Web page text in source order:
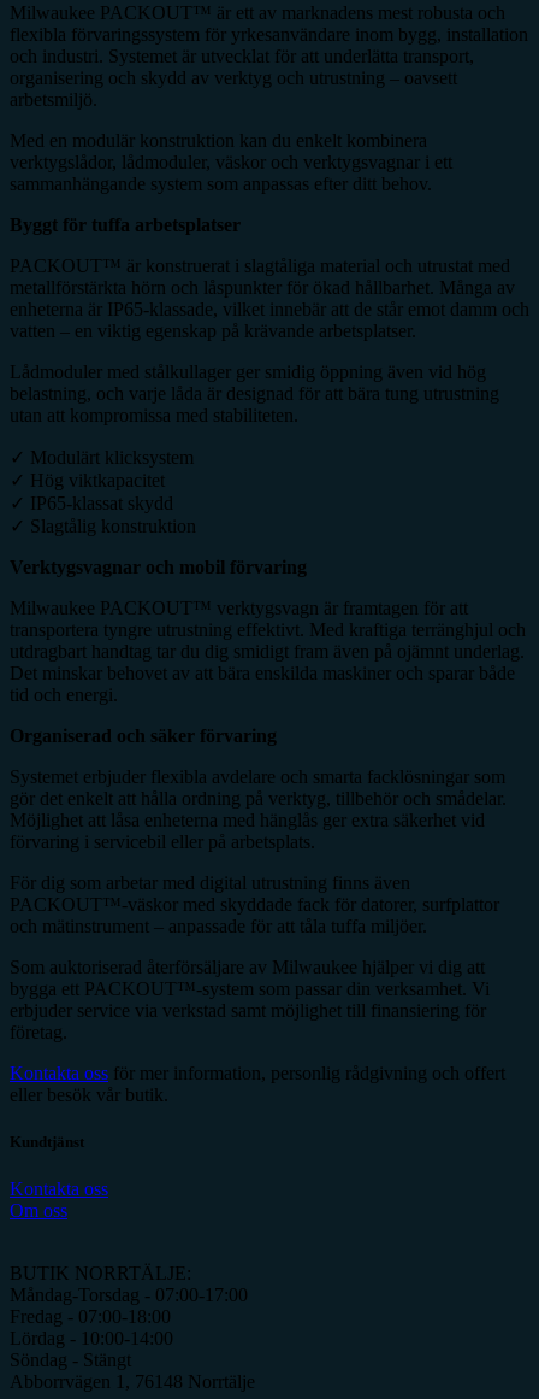
Milwaukee PACKOUT™ är ett av marknadens mest robusta och
flexibla förvaringssystem för yrkesanvändare inom bygg, installation
och industri. Systemet är utvecklat för att underlätta transport,
organisering och skydd av verktyg och utrustning – oavsett
arbetsmiljö.
Med en modulär konstruktion kan du enkelt kombinera
verktygslådor, lådmoduler, väskor och verktygsvagnar i ett
sammanhängande system som anpassas efter ditt behov.
Byggt för tuffa arbetsplatser
PACKOUT™ är konstruerat i slagtåliga material och utrustat med
metallförstärkta hörn och låspunkter för ökad hållbarhet. Många av
enheterna är IP65-klassade, vilket innebär att de står emot damm och
vatten – en viktig egenskap på krävande arbetsplatser.
Lådmoduler med stålkullager ger smidig öppning även vid hög
belastning, och varje låda är designad för att bära tung utrustning
utan att kompromissa med stabiliteten.
✓ Modulärt klicksystem
✓ Hög viktkapacitet
✓ IP65-klassat skydd
✓ Slagtålig konstruktion
Verktygsvagnar och mobil förvaring
Milwaukee PACKOUT™ verktygsvagn är framtagen för att
transportera tyngre utrustning effektivt. Med kraftiga terränghjul och
utdragbart handtag tar du dig smidigt fram även på ojämnt underlag.
Det minskar behovet av att bära enskilda maskiner och sparar både
tid och energi.
Organiserad och säker förvaring
Systemet erbjuder flexibla avdelare och smarta facklösningar som
gör det enkelt att hålla ordning på verktyg, tillbehör och smådelar.
Möjlighet att låsa enheterna med hänglås ger extra säkerhet vid
förvaring i servicebil eller på arbetsplats.
För dig som arbetar med digital utrustning finns även
PACKOUT™-väskor med skyddade fack för datorer, surfplattor
och mätinstrument – anpassade för att tåla tuffa miljöer.
Som auktoriserad återförsäljare av Milwaukee hjälper vi dig att
bygga ett PACKOUT™-system som passar din verksamhet. Vi
erbjuder service via verkstad samt möjlighet till finansiering för
företag.
Kontakta oss för mer information, personlig rådgivning och offert
eller besök vår butik.
Kundtjänst
Kontakta oss
Om oss
BUTIK NORRTÄLJE:
Måndag-Torsdag - 07:00-17:00
Fredag - 07:00-18:00
Lördag - 10:00-14:00
Söndag - Stängt
Abborrvägen 1, 76148 Norrtälje